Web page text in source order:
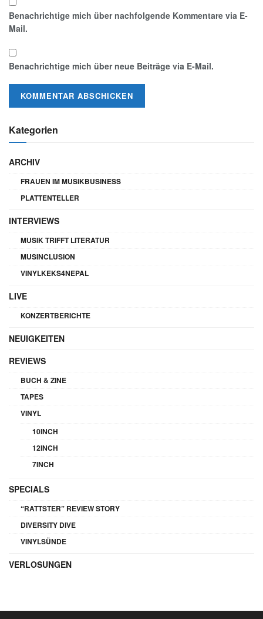
Benachrichtige mich über nachfolgende Kommentare via E-
Mail.
Benachrichtige mich über neue Beiträge via E-Mail.
Kategorien
ARCHIV
FRAUEN IM MUSIKBUSINESS
PLATTENTELLER
INTERVIEWS
MUSIK TRIFFT LITERATUR
MUSINCLUSION
VINYLKEKS4NEPAL
LIVE
KONZERTBERICHTE
NEUIGKEITEN
REVIEWS
BUCH & ZINE
TAPES
VINYL
10INCH
12INCH
7INCH
SPECIALS
“RATTSTER” REVIEW STORY
DIVERSITY DIVE
VINYLSÜNDE
VERLOSUNGEN